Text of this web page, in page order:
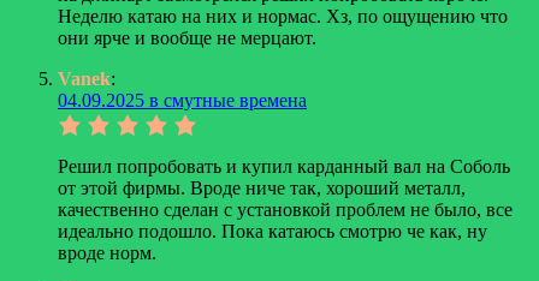
Неделю катаю на них и нормас. Хз, по ощущению что
они ярче и вообще не мерцают.
Vanek:
04.09.2025 в смутные времена
Решил попробовать и купил карданный вал на Соболь
от этой фирмы. Вроде ниче так, хороший металл,
качественно сделан с установкой проблем не было, все
идеально подошло. Пока катаюсь смотрю че как, ну
вроде норм.